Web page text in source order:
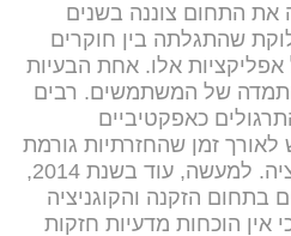
התחום צוננה בשנים
שהתגלתה בין חוקרים
אפליקציות אלו. אחת הבעיות
של המשתמשים. רבים
כאפקטיביים
זמן שהחזרתיות גורמת
לשעמום ולירידה במוטיבציה. למעשה, עוד בשנת 2014,
בתחום הזקנה והקוגניציה
הוכחות מדעיות חזקות